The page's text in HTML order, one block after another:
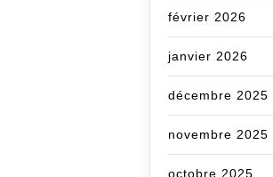
février 2026
janvier 2026
décembre 2025
novembre 2025
octobre 2025